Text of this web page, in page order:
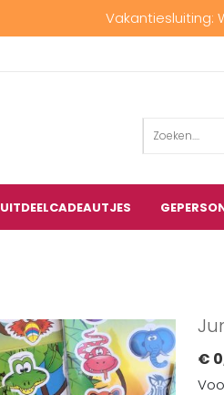
Vakantiesluiting:
UITDEELCADEAUTJES
€